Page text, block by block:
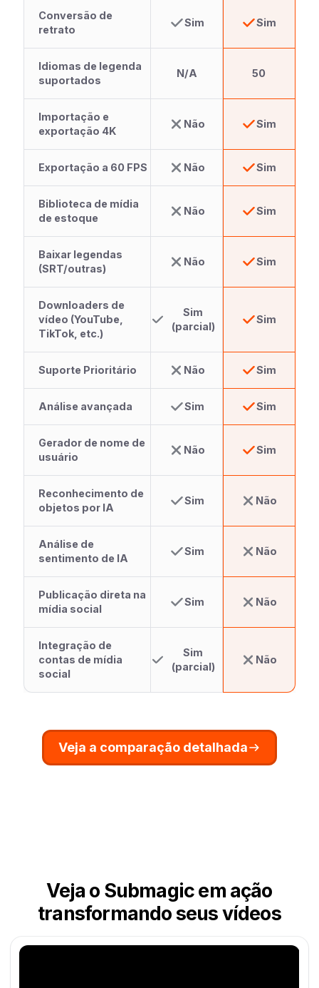
Conversão de
retrato
Sim Sim
Idiomas de legenda
suportados
N/A 50
Importação e
exportação 4K
Não Sim
Exportação a 60 FPS Não Sim
Biblioteca de mídia
de estoque
Não Sim
Baixar legendas
(SRT/outras)
Não Sim
Downloaders de
vídeo (YouTube,
TikTok, etc.)
Sim
(parcial)
Sim
Suporte Prioritário Não Sim
Análise avançada Sim Sim
Gerador de nome de
usuário
Não Sim
Reconhecimento de
objetos por IA
Sim Não
Análise de
sentimento de IA
Sim Não
Publicação direta na
mídia social
Sim Não
Integração de
contas de mídia
social
Sim
(parcial)
Não
Veja a comparação detalhada
Veja o Submagic em ação
transformando seus vídeos